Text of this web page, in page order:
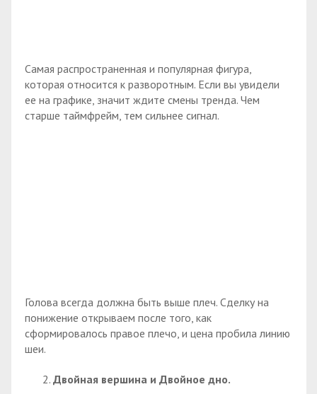
Самая распространенная и популярная фигура,
которая относится к разворотным. Если вы увидели
ее на графике, значит ждите смены тренда. Чем
старше таймфрейм, тем сильнее сигнал.
Голова всегда должна быть выше плеч. Сделку на
понижение открываем после того, как
сформировалось правое плечо, и цена пробила линию
шеи.
Двойная вершина и Двойное дно.